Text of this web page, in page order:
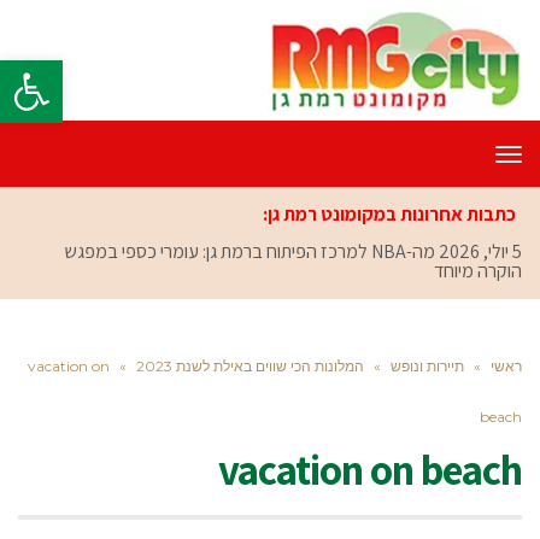
פתח
תפריט
כתבות אחרונות במקומונט רמת גן:
5 יולי, 2026
מה-NBA למרכז הפיתוח ברמת גן: עומרי כספי במפגש
הוקרה מיוחד
ראשי » תיירות ונופש » המלונות הכי שווים באילת לשנת 2023 »
vacation on
beach
vacation on beach